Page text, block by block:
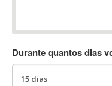
AC3
Durante quantos dias